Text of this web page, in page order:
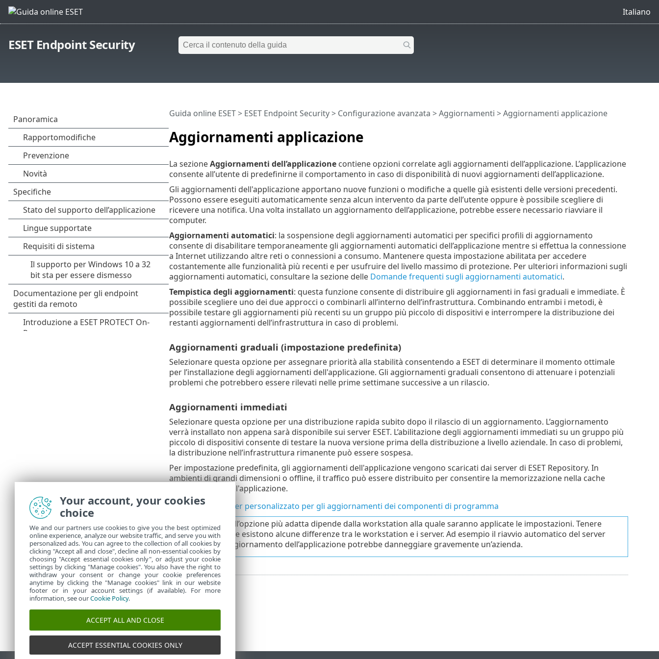
Italiano
ESET Endpoint Security
Aggiornamenti applicazione
Guida online ESET> ESET Endpoint Security> Configurazione avanzata >Aggiornamenti > Aggiornamenti applicazione
La sezioneAggiornamenti dell’applicazionecontiene opzioni correlate agli aggiornamenti dell’applicazione. L’applicazione
consente all’utente di predefinirne il comportamento in caso di disponibilità di nuovi aggiornamenti dell’applicazione.
Gli aggiornamenti dell'applicazione apportano nuove funzioni o modifiche a quelle già esistenti delle versioni precedenti.
Possono essere eseguiti automaticamente senza alcun intervento da parte dell’utente oppure è possibile scegliere di
ricevere una notifica. Una volta installato un aggiornamento dell’applicazione, potrebbe essere necessario riavviare il
computer.
Aggiornamenti automatici: la sospensione degli aggiornamenti automatici per specifici profili di aggiornamento
consente di disabilitare temporaneamente gli aggiornamenti automatici dell’applicazione mentre si effettua la connessione
a Internet utilizzando altre reti o connessioni a consumo. Mantenere questa impostazione abilitata per accedere
costantemente alle funzionalità più recenti e per usufruire del livello massimo di protezione. Per ulteriori informazioni sugli
aggiornamenti automatici, consultare la sezione delle Domande frequenti sugli aggiornamenti automatici.
Tempistica degli aggiornamenti: questa funzione consente di distribuire gli aggiornamenti in fasi graduali e immediate. È
possibile scegliere uno dei due approcci o combinarli all’interno dell’infrastruttura. Combinando entrambi i metodi, è
possibile testare gli aggiornamenti più recenti su un gruppo più piccolo di dispositivi e interrompere la distribuzione dei
restanti aggiornamenti dell’infrastruttura in caso di problemi.
Aggiornamenti graduali (impostazione predefinita)
Selezionare questa opzione per assegnare priorità alla stabilità consentendo a ESET di determinare il momento ottimale
per l’installazione degli aggiornamenti dell'applicazione. Gli aggiornamenti graduali consentono di attenuare i potenziali
problemi che potrebbero essere rilevati nelle prime settimane successive a un rilascio.
Aggiornamenti immediati
Selezionare questa opzione per una distribuzione rapida subito dopo il rilascio di un aggiornamento. L’aggiornamento
verrà installato non appena sarà disponibile sui server ESET. L’abilitazione degli aggiornamenti immediati su un gruppo più
piccolo di dispositivi consente di testare la nuova versione prima della distribuzione a livello aziendale. In caso di problemi,
la distribuzione nell’infrastruttura rimanente può essere sospesa.
Per impostazione predefinita, gli aggiornamenti dell'applicazione vengono scaricati dai server di ESET Repository. In
ambienti di grandi dimensioni o offline, il traffico può essere distribuito per consentire la memorizzazione nella cache
interna dei file dell'applicazione.
Definire il server personalizzato per gli aggiornamenti dei componenti di programma
La scelta dell’opzione più adatta dipende dalla workstation alla quale saranno applicate le impostazioni. Tenere
presente che esistono alcune differenze tra le workstation e i server. Ad esempio il riavvio automatico del server
dopo un aggiornamento dell’applicazione potrebbe danneggiare gravemente un’azienda.
Your account, your cookies
choice
We and our partners use cookies to give you the best optimized
online experience, analyze our website traffic, and serve you with
personalized ads. You can agree to the collection of all cookies by
clicking "Accept all and close", decline all non-essential cookies by
choosing "Accept essential cookies only", or adjust your cookie
settings by clicking "Manage cookies". You also have the right to
withdraw your consent or change your cookie preferences
anytime by clicking the "Manage cookies" link in our website
footer or in your account settings (if available). For more
information, see ourCookie Policy.
ACCEPT ALL AND CLOSE
ACCEPT ESSENTIAL COOKIES ONLY